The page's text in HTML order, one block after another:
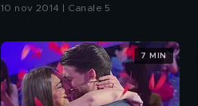
10 nov 2014 | Canale 5
7 MIN